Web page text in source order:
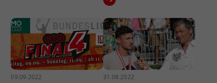
09.09.2022 31.08.2022